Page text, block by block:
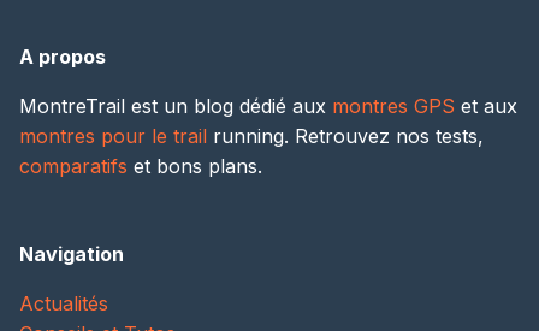
A propos
MontreTrail est un blog dédié aux montres GPS et aux
montres pour le trail running. Retrouvez nos tests,
comparatifs et bons plans.
Navigation
Actualités